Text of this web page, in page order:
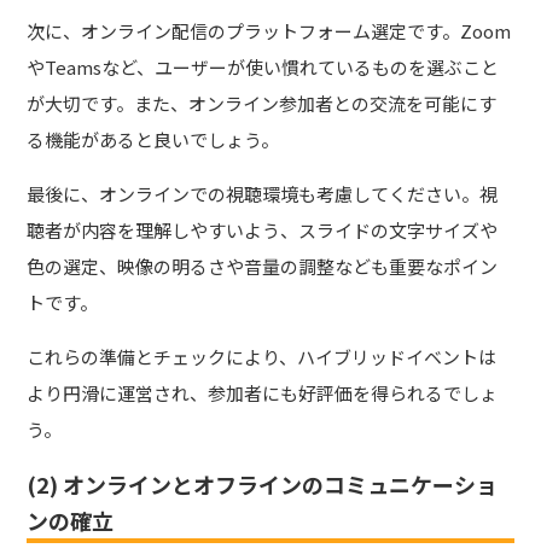
次に、オンライン配信のプラットフォーム選定です。Zoom
やTeamsなど、ユーザーが使い慣れているものを選ぶこと
が大切です。また、オンライン参加者との交流を可能にす
る機能があると良いでしょう。
最後に、オンラインでの視聴環境も考慮してください。視
聴者が内容を理解しやすいよう、スライドの文字サイズや
色の選定、映像の明るさや音量の調整なども重要なポイン
トです。
これらの準備とチェックにより、ハイブリッドイベントは
より円滑に運営され、参加者にも好評価を得られるでしょ
う。
(2) オンラインとオフラインのコミュニケーショ
ンの確立